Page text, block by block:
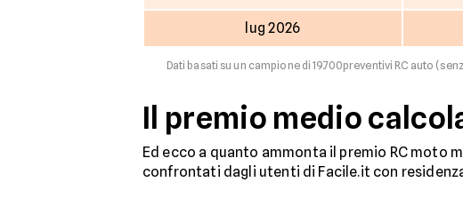
lug 2026
Dati basati su un campione di 19.700preventivi RC auto
Il premio medio
Ed ecco a quanto ammonta il premio RC
confrontati dagli utenti di Facile.it con